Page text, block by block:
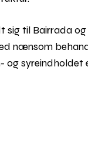
sig til Bairrada
nænsom
og syreindholdet